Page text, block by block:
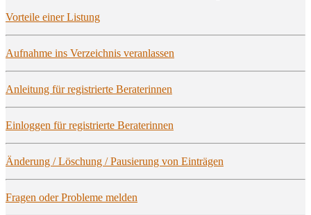
Vor­tei­le einer Listung
Auf­nah­me ins Ver­zeich­nis veranlassen
Anlei­tung für regis­trier­te Beraterinnen
Ein­log­gen für regis­trier­te Beraterinnen
Ände­rung / Löschung / Pau­sie­rung von Einträgen
Fra­gen oder Pro­ble­me melden